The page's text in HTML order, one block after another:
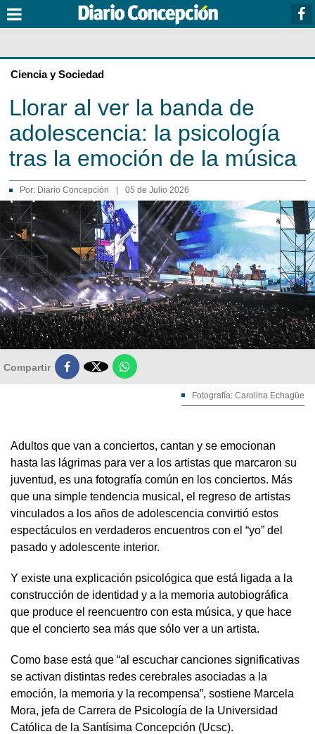
Ciencia y Sociedad
Llorar al ver la banda de
adolescencia: la psicología
tras la emoción de la música
Por: Diario Concepción 05 de Julio 2026
Compartir 
Fotografía: Carolina Echagüe
Adultos que van a conciertos, cantan y se emocionan
hasta las lágrimas para ver a los artistas que marcaron su
juventud, es una fotografía común en los conciertos. Más
que una simple tendencia musical, el regreso de artistas
vinculados a los años de adolescencia convirtió estos
espectáculos en verdaderos encuentros con el “yo” del
pasado y adolescente interior.
Y existe una explicación psicológica que está ligada a la
construcción de identidad y a la memoria autobiográfica
que produce el reencuentro con esta música, y que hace
que el concierto sea más que sólo ver a un artista.
Como base está que “al escuchar canciones significativas
se activan distintas redes cerebrales asociadas a la
emoción, la memoria y la recompensa”, sostiene Marcela
Mora, jefa de Carrera de Psicología de la Universidad
Católica de la Santísima Concepción (Ucsc).